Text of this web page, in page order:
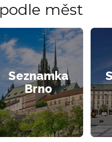
měst
Seznamka
Brno